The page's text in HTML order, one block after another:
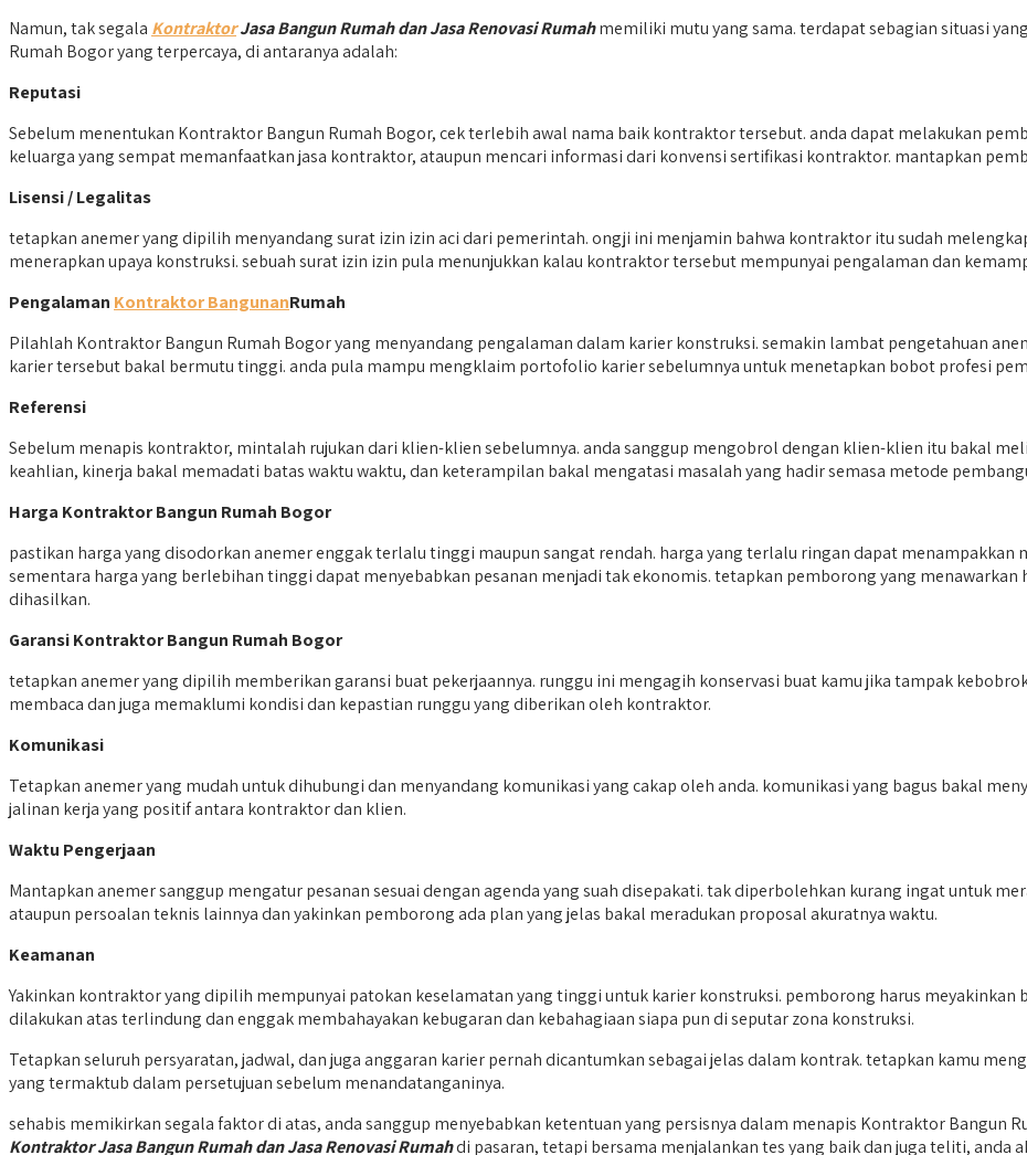
Namun, tak segala KontraktorJasa Bangun Rumah dan Jasa Renovasi Rumahmemiliki mutu yang sama. terdapat sebagian situasi
Rumah Bogor yang terpercaya, di antaranya adalah:
Reputasi
Sebelum menentukan Kontraktor Bangun Rumah Bogor, cek terlebih awal nama baik kontraktor tersebut. anda dapat melakukan
keluarga yang sempat memanfaatkan jasa kontraktor, ataupun mencari informasi dari konvensi sertifikasi kontraktor. mantapkan
Lisensi / Legalitas
tetapkan anemer yang dipilih menyandang surat izin izin aci dari pemerintah. ongji ini menjamin bahwa kontraktor itu sudah
menerapkan upaya konstruksi. sebuah surat izin izin pula menunjukkan kalau kontraktor tersebut mempunyai pengalaman dan
Pengalaman Kontraktor BangunanRumah
Pilahlah Kontraktor Bangun Rumah Bogor yang menyandang pengalaman dalam karier konstruksi. semakin lambat pengetahuan
karier tersebut bakal bermutu tinggi. anda pula mampu mengklaim portofolio karier sebelumnya untuk menetapkan bobot profesi
Referensi
Sebelum menapis kontraktor, mintalah rujukan dari klien-klien sebelumnya. anda sanggup mengobrol dengan klien-klien itu bakal
keahlian, kinerja bakal memadati batas waktu waktu, dan keterampilan bakal mengatasi masalah yang hadir semasa metode
Harga Kontraktor Bangun Rumah Bogor
pastikan harga yang disodorkan anemer enggak terlalu tinggi maupun sangat rendah. harga yang terlalu ringan dapat
sementara harga yang berlebihan tinggi dapat menyebabkan pesanan menjadi tak ekonomis. tetapkan pemborong yang menawarkan
dihasilkan.
Garansi Kontraktor Bangun Rumah Bogor
tetapkan anemer yang dipilih memberikan garansi buat pekerjaannya. runggu ini mengagih konservasi buat kamu jika tampak
membaca dan juga memaklumi kondisi dan kepastian runggu yang diberikan oleh kontraktor.
Komunikasi
Tetapkan anemer yang mudah untuk dihubungi dan menyandang komunikasi yang cakap oleh anda. komunikasi yang bagus bakal
jalinan kerja yang positif antara kontraktor dan klien.
Waktu Pengerjaan
Mantapkan anemer sanggup mengatur pesanan sesuai dengan agenda yang suah disepakati. tak diperbolehkan kurang ingat untuk
ataupun persoalan teknis lainnya dan yakinkan pemborong ada plan yang jelas bakal meradukan proposal akuratnya waktu.
Keamanan
Yakinkan kontraktor yang dipilih mempunyai patokan keselamatan yang tinggi untuk karier konstruksi. pemborong harus meyakinkan
dilakukan atas terlindung dan enggak membahayakan kebugaran dan kebahagiaan siapa pun di seputar zona konstruksi.
Tetapkan seluruh persyaratan, jadwal, dan juga anggaran karier pernah dicantumkan sebagai jelas dalam kontrak. tetapkan kamu
yang termaktub dalam persetujuan sebelum menandatanganinya.
sehabis memikirkan segala faktor di atas, anda sanggup menyebabkan ketentuan yang persisnya dalam menapis Kontraktor Bangun
Kontraktor Jasa Bangun Rumah dan Jasa Renovasi Rumahdi pasaran, tetapi bersama menjalankan tes yang baik dan juga teliti, anda